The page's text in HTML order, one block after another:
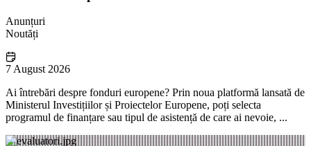
Anunțuri
Noutăți
7 August 2026
Ai întrebări despre fonduri europene? Prin noua platformă lansată de
Ministerul Investițiilor și Proiectelor Europene, poți selecta
programul de finanțare sau tipul de asistență de care ai nevoie, ...